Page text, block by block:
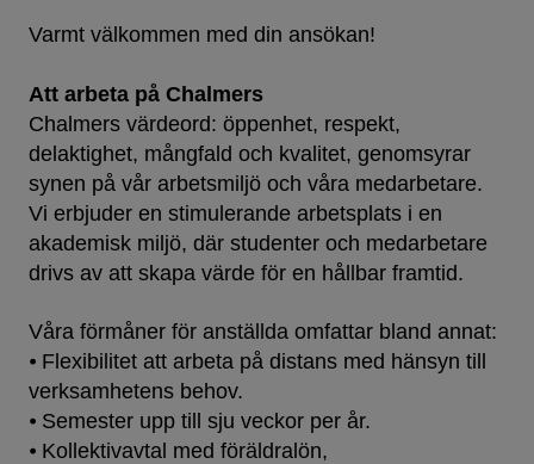
Varmt välkommen med din ansökan!
Att arbeta på Chalmers
Chalmers värdeord: öppenhet, respekt,
delaktighet, mångfald och kvalitet, genomsyrar
synen på vår arbetsmiljö och våra medarbetare.
Vi erbjuder en stimulerande arbetsplats i en
akademisk miljö, där studenter och medarbetare
drivs av att skapa värde för en hållbar framtid.
Våra förmåner för anställda omfattar bland annat:
⦁ Flexibilitet att arbeta på distans med hänsyn till
verksamhetens behov.
⦁ Semester upp till sju veckor per år.
⦁ Kollektivavtal med föräldralön,